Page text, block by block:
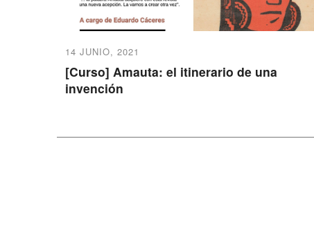
14 JUNIO, 2021
[Curso] Amauta: el itinerario de una
invención